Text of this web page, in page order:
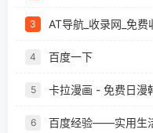
3 AT导航_收录网_免
4 百度一下
5 卡拉漫画 - 免费日漫
6 百度经验——实用生